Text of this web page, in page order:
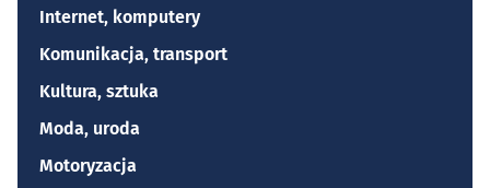
Internet, komputery
Komunikacja, transport
Kultura, sztuka
Moda, uroda
Motoryzacja